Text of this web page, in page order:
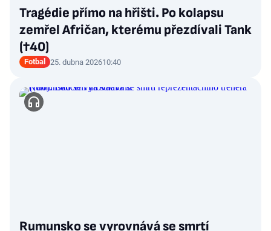
Tragédie přímo na hřišti. Po kolapsu
zemřel Afričan, kterému přezdívali Tank
(†40)
Fotbal 25. dubna 202610:40
Rumunsko se vyrovnává se smrtí